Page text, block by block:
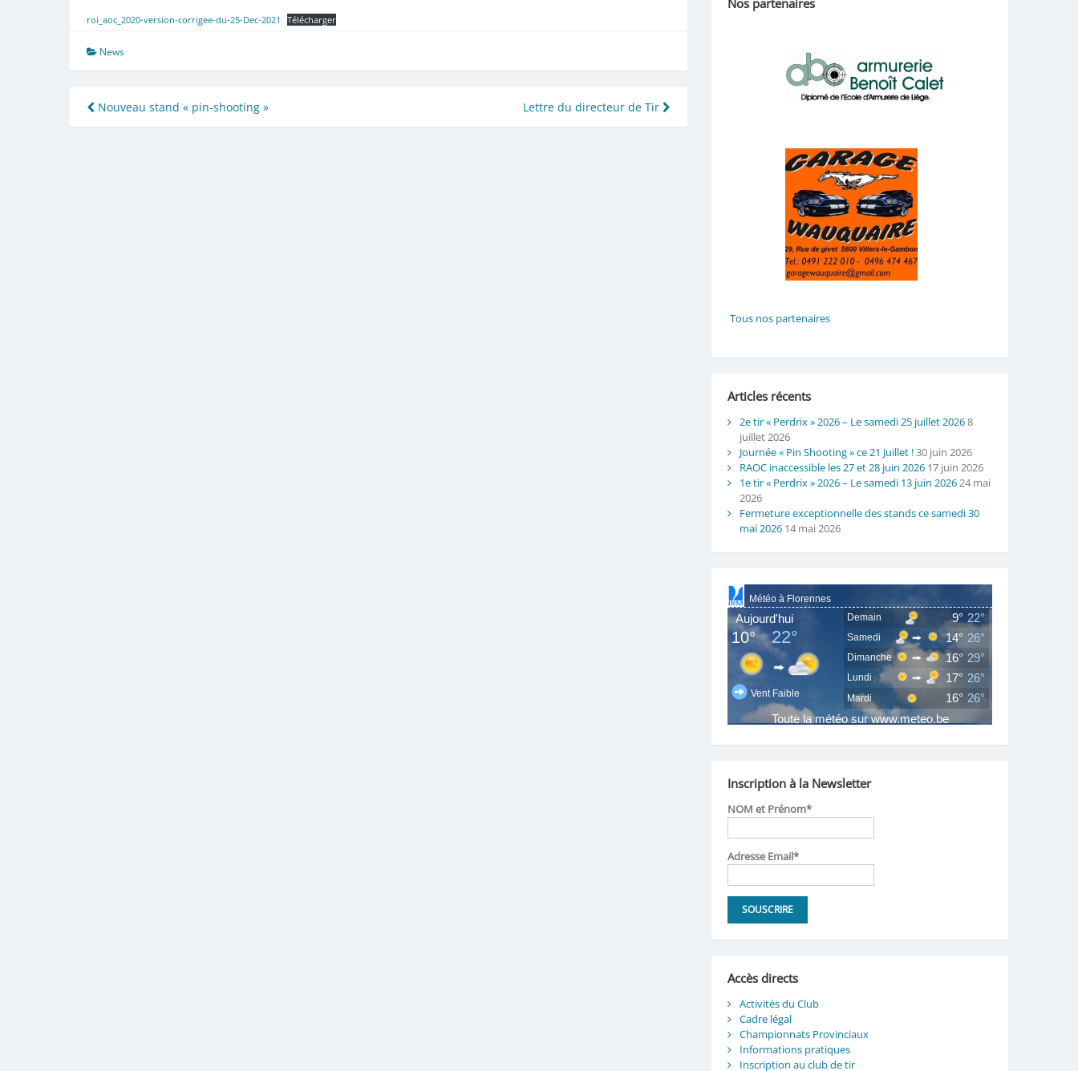
roi_aoc_2020-version-corrigee-du-25-Dec-2021 Télécharger
News
Navigation
de
Nouveau stand « pin-shooting » Lettre du directeur de Tir
Tous nos partenaires
Articles récents
2e tir « Perdrix » 2026 – Le samedi 25 juillet 20268
juillet 2026
Journée « Pin Shooting » ce 21 Juillet !30 juin 2026
RAOC inaccessible les 27 et 28 juin 2026 17 juin 2026
1e tir « Perdrix » 2026 – Le samedi 13 juin 202624 mai
2026
Fermeture exceptionnelle des stands ce samedi 30
mai 2026 14 mai 2026
Inscription à la Newsletter
NOM et Prénom*
Adresse Email*
Accès directs
Activités du Club
Cadre légal
Championnats Provinciaux
Informations pratiques
Inscription au club de tir